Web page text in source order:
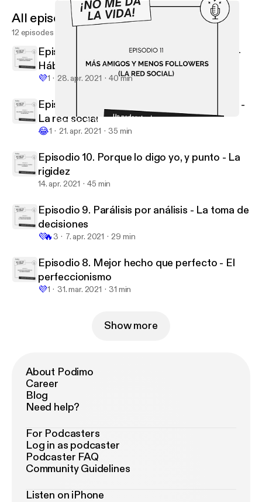
Episodio 11. Más amigos y menos followers - La red social
No me da la vida
All episodes
12 episodes
Episodio 12. Más respirar y menos Prozac -
Hábitos saludables
💜1 28. apr. 2021 40 min
Episodio 11. Más amigos y menos followers -
La red social
😂1 21. apr. 2021 35 min
Episodio 10. Porque lo digo yo, y punto - La
rigidez
14. apr. 2021 45 min
Episodio 9. Parálisis por análisis - La toma de
decisiones
💜🔥 3 7. apr. 2021 29 min
Episodio 8. Mejor hecho que perfecto - El
perfeccionismo
💜1 31. mar. 2021 31 min
Show more
About Podimo
Career
Blog
Need help?
For Podcasters
Log in as podcaster
Podcaster FAQ
Community Guidelines
Listen on iPhone